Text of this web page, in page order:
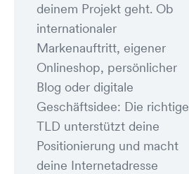
deinem Projekt geht. Ob
internationaler
Markenauftritt, eigener
Onlineshop, persönlicher
Blog oder digitale
Geschäftsidee: Die richtige
TLD unterstützt deine
Positionierung und macht
deine Internetadresse